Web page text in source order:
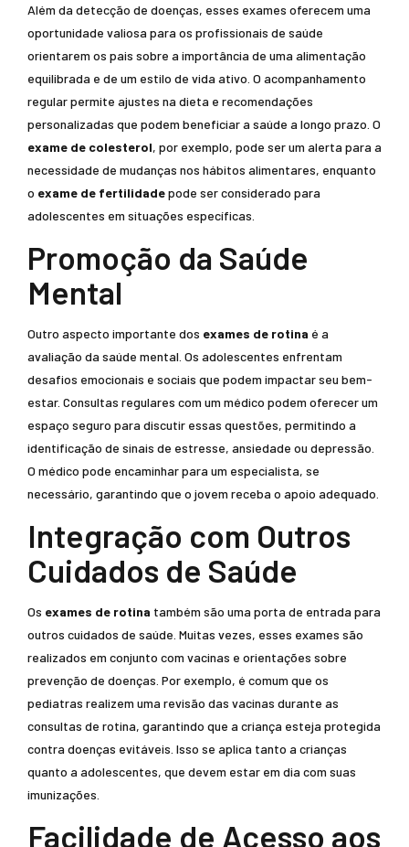
Além da detecção de doenças, esses exames oferecem uma
oportunidade valiosa para os profissionais de saúde
orientarem os pais sobre a importância de uma alimentação
equilibrada e de um estilo de vida ativo. O acompanhamento
regular permite ajustes na dieta e recomendações
personalizadas que podem beneficiar a saúde a longo prazo. O
exame de colesterol, por exemplo, pode ser um alerta para a
necessidade de mudanças nos hábitos alimentares, enquanto
o exame de fertilidadepode ser considerado para
adolescentes em situações específicas.
Promoção da Saúde
Mental
Outro aspecto importante dos exames de rotina é a
avaliação da saúde mental. Os adolescentes enfrentam
desafios emocionais e sociais que podem impactar seu bem-
estar. Consultas regulares com um médico podem oferecer um
espaço seguro para discutir essas questões, permitindo a
identificação de sinais de estresse, ansiedade ou depressão.
O médico pode encaminhar para um especialista, se
necessário, garantindo que o jovem receba o apoio adequado.
Integração com Outros
Cuidados de Saúde
Os exames de rotina também são uma porta de entrada para
outros cuidados de saúde. Muitas vezes, esses exames são
realizados em conjunto com vacinas e orientações sobre
prevenção de doenças. Por exemplo, é comum que os
pediatras realizem uma revisão das vacinas durante as
consultas de rotina, garantindo que a criança esteja protegida
contra doenças evitáveis. Isso se aplica tanto a crianças
quanto a adolescentes, que devem estar em dia com suas
imunizações.
Facilidade de Acesso aos